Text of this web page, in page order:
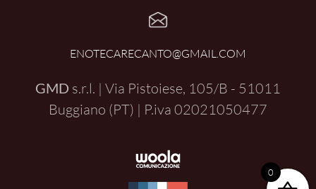
ENOTECARECANTO@GMAIL.COM
GMD s.r.l. | Via Pistoiese, 105/B - 51011
Buggiano (PT) | P.iva 02021050477
0